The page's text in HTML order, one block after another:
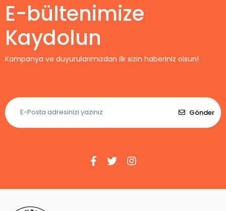
E-bültenimize
Kaydolun
Kampanya ve duyurularımızdan ilk sizin haberiniz olsun!
Gönder